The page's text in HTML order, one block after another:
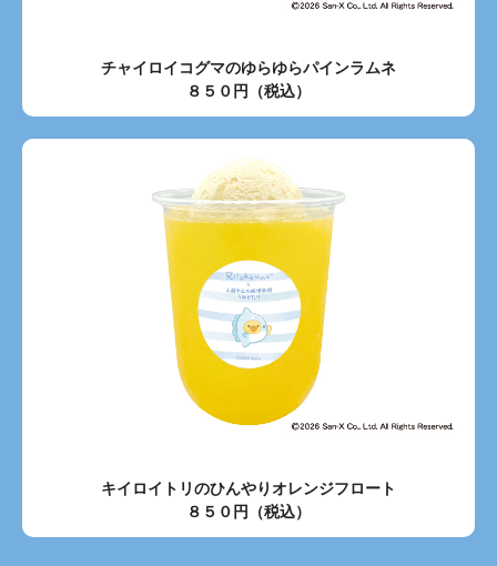
チャイロイコグマのゆらゆらパインラムネ
８５０円（税込）
キイロイトリのひんやりオレンジフロート
８５０円（税込）